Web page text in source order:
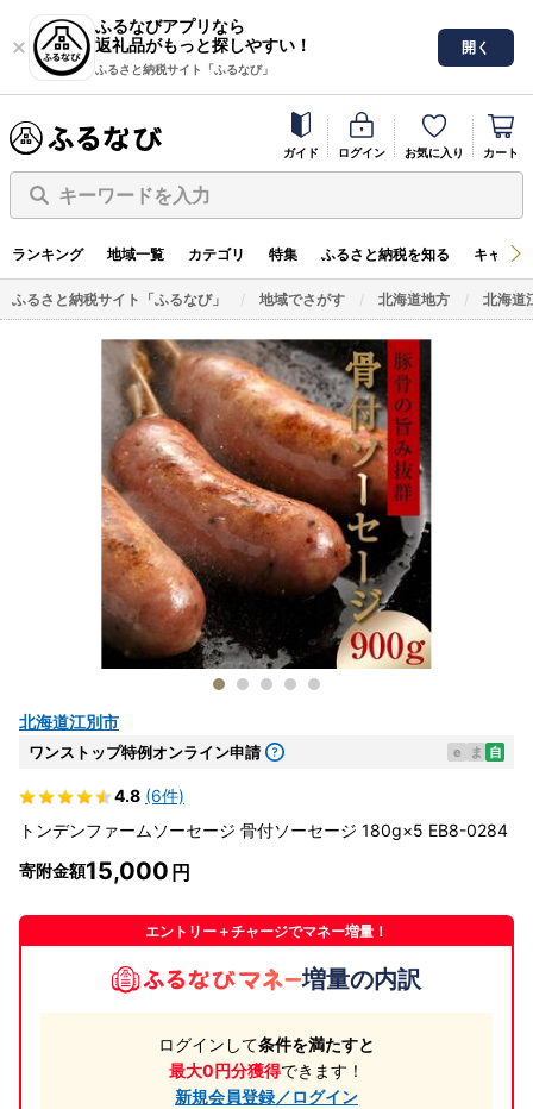
ふるなびアプリなら
返礼品がもっと探しやすい！
ふるさと納税サイト「ふるなび」
開く
ガイド ログイン お気に入り カート
キーワードを入力
ランキング 地域一覧 カテゴリ 特集 ふるさと納税を知る キャン
ふるさと納税サイト「ふるなび」 地域でさがす 北海道地方 北海道
北海道江別市
ワンストップ特例オンライン申請 e ま 自
4.8 (6件)
トンデンファームソーセージ 骨付ソーセージ 180g×5 EB8-0284
寄附金額15,000
エントリー＋チャージでマネー増量！
増量の内訳
ログインして条件を満たすと
最大0円分獲得できます！
新規会員登録／ログイン